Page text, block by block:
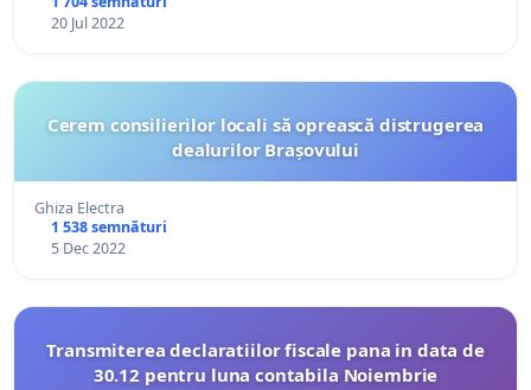
20 Jul 2022
Cerem consilierilor locali să oprească distrugerea
dealurilor Brașovului
Ghiza Electra
1 538 semnături
5 Dec 2022
Transmiterea declaratiilor fiscale pana in data de
30.12 pentru luna contabila Noiembrie